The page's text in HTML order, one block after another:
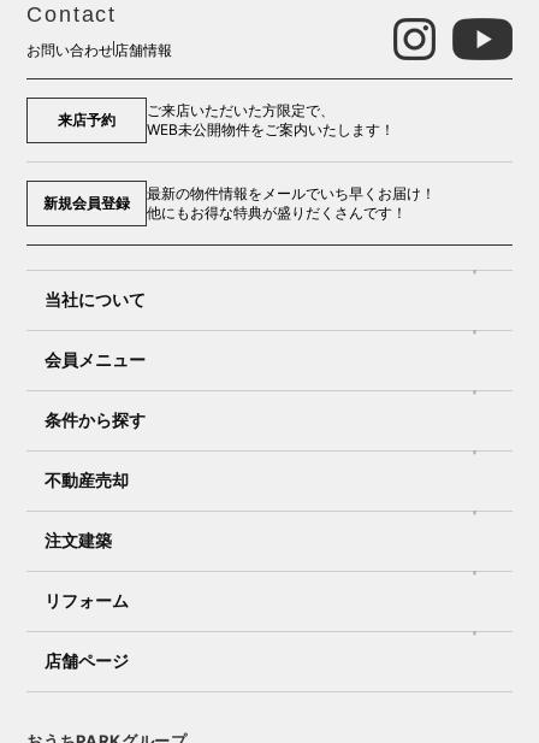
Contact
お問い合わせ 店舗情報
来店予約
ご来店いただいた方限定で、
WEB未公開物件をご案内いたします！
新規会員登録
最新の物件情報をメールでいち早くお届け！
他にもお得な特典が盛りだくさんです！
当社について
会員メニュー
条件から探す
不動産売却
注文建築
リフォーム
店舗ページ